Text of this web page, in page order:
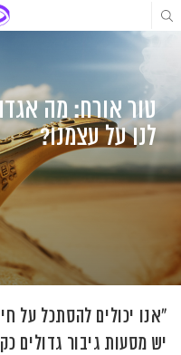
דלג
לתוכן
דלג
דלג
טור אורח: מה
לנו על עצמנו?
"אנו יכולים להסתכל על
יש מסעות גיבור גדולים